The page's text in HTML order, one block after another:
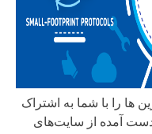
ها را با شما به اشتراک
آمده از سایت‌های